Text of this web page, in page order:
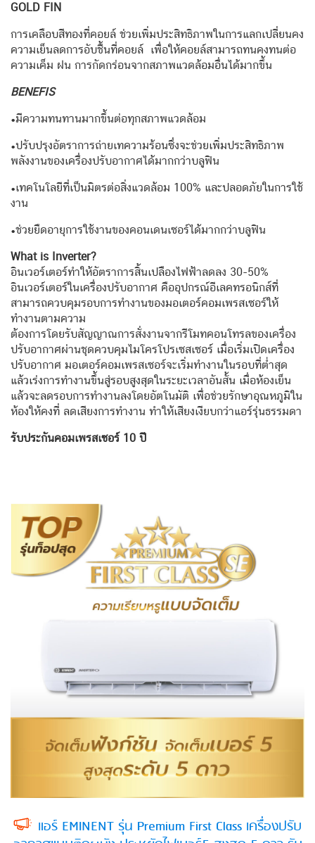
GOLD FIN
การเคลือบสีทองที่คอยล์ ช่วยเพิ่มประสิทธิภาพในการแลกเปลี่ยนคง
ความเย็นลดการอับชื้นที่คอยล์ เพื่อให้คอยล์สามารถทนคงทนต่อ
ความเค็ม ฝน การกัดกร่อนจากสภาพแวดล้อมอื่นได้มากขึ้น
BENEFIS
•มีความทนทานมากขึ้นต่อทุกสภาพแวดล้อม
•ปรับปรุงอัตราการถ่ายเทความร้อนซึ่งจะช่วยเพิ่มประสิทธิภาพ
พลังงานของเครื่องปรับอากาศได้มากกว่าบลูฟิน
•เทคโนโลยีที่เป็นมิตรต่อสิ่งแวดล้อม 100% และปลอดภัยในการใช้
งาน
•ช่วยยืดอายุการใช้งานของคอนเดนเซอร์ได้มากกว่าบลูฟิน
What is Inverter?
อินเวอร์เตอร์ทำให้อัตราการสิ้นเปลืองไฟฟ้าลดลง 30-50%
อินเวอร์เตอร์ในเครื่องปรับอากาศ คืออุปกรณ์อีเลคทรอนิกส์ที่
สามารถควบคุมรอบการทำงานของมอเตอร์คอมเพรสเซอร์ให้
ทำงานตามความ
ต้องการโดยรับสัญญาณการสั่งงานจากรีโมทคอนโทรลของเครื่อง
ปรับอากาศผ่านชุดควบคุมไมโครโปรเซสเซอร์ เมื่อเริ่มเปิดเครื่อง
ปรับอากาศ มอเตอร์คอมเพรสเซอร์จะเริ่มทำงานในรอบที่ต่ำสุด
แล้วเร่งการทำงานขึ้นสู่รอบสูงสุดในระยะเวลาอันสั้น เมื่อห้องเย็น
แล้วจะลดรอบการทำงานลงโดยอัตโนมัติ เพื่อช่วยรักษาอุณหภูมิใน
ห้องให้คงที่ ลดเสียงการทำงาน ทำให้เสียงเงียบกว่าแอร์รุ่นธรรมดา
รับประกันคอมเพรสเซอร์ 10 ปี
แอร์ EMINENT รุ่น Premium First Class เครื่องปรับ